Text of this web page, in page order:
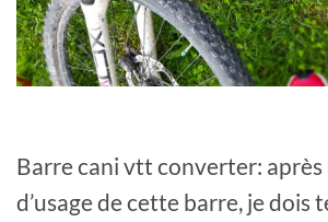
Barre cani vtt converter: après
d’usage de cette barre, je dois